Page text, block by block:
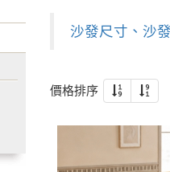
沙發尺寸、沙
價格排序